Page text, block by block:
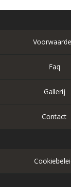
Faq
Gallerij
Contact